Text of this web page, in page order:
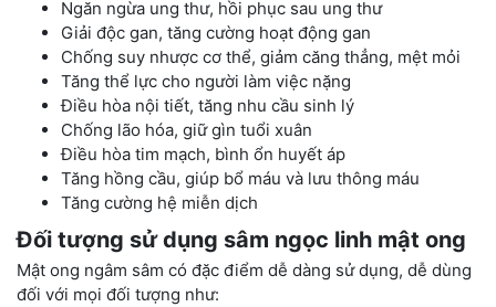
Ngăn ngừa ung thư, hồi phục sau ung thư
Giải độc gan, tăng cường hoạt động gan
Chống suy nhược cơ thể, giảm căng thẳng, mệt mỏi
Tăng thể lực cho người làm việc nặng
Điều hòa nội tiết, tăng nhu cầu sinh lý
Chống lão hóa, giữ gìn tuổi xuân
Điều hòa tim mạch, bình ổn huyết áp
Tăng hồng cầu, giúp bổ máu và lưu thông máu
Tăng cường hệ miễn dịch
Đối tượng sử dụng sâm ngọc linh mật ong
Mật ong ngâm sâm có đặc điểm dễ dàng sử dụng, dễ dùng
đối với mọi đối tượng như: